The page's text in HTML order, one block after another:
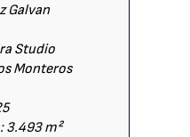
Galvan
Studio
Monteros
3.493 m²